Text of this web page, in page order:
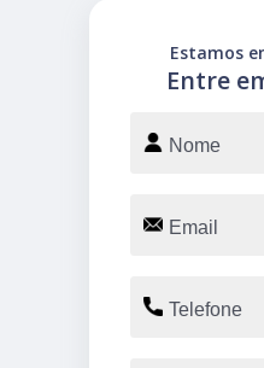
Entre
Estamos